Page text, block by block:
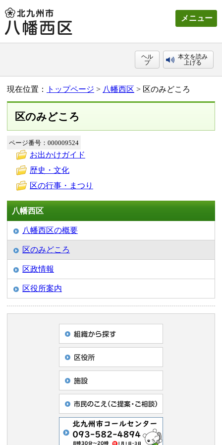
メニュー
ヘル
プ
本文を読み
上げる
現在位置： トップページ > 八幡西区 > 区のみどころ
区のみどころ
ページ番号：000009524
お出かけガイド
歴史・文化
区の行事・まつり
八幡西区
八幡西区の概要
区のみどころ
区政情報
区役所案内